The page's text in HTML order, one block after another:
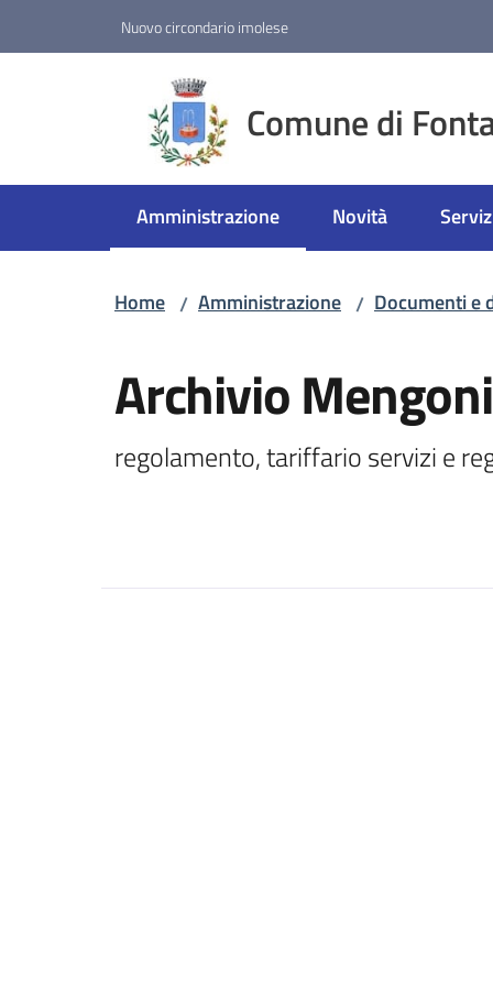
Nuovo circondario imolese
Comune di
Amministrazione
Menu selezionato Novità
Home / Amministrazione / Documenti e
Archivio Mengoni
regolamento, tariffario servizi e